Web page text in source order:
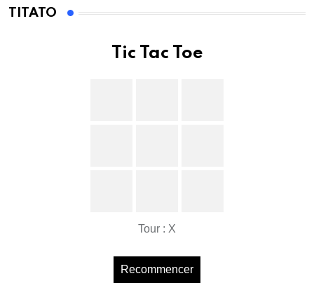
TITATO
Tic Tac Toe
Tour : X
Recommencer